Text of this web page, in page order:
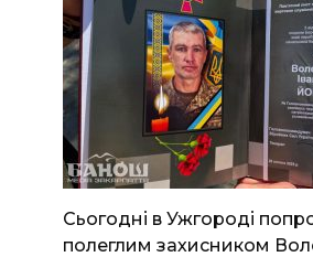
Сьогодні в Ужгороді
полеглим захисником